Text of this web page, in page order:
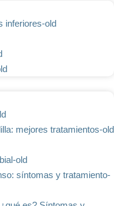
inferiores-old
mejores tratamientos-old
old
síntomas y tratamiento-